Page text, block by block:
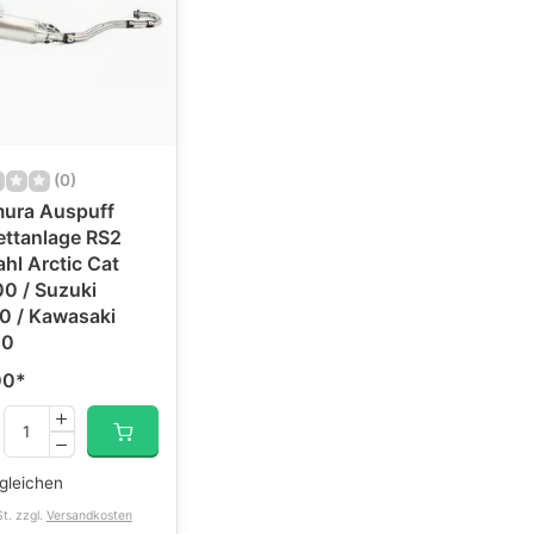
(0)
Auspuff
RS2
Arctic Cat
/ Suzuki
/ Kawasaki
*
zzgl. Versandkosten